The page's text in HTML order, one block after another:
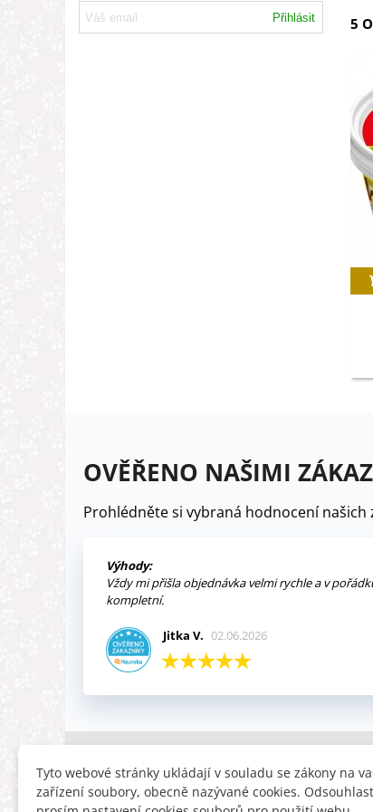
Přihlásit 5
OVĚŘENO NAŠIMI
Prohlédněte si vybraná hodnocení našich
Výhody:
Vždy mi přišla objednávka velmi rychle a v
kompletní.
Jitka V. 02.06.2026
INFORMACE
Obchodní podmínky Slevy
Tyto webové stránky ukládají v souladu se zákony na
zařízení soubory, obecně nazývané cookies.